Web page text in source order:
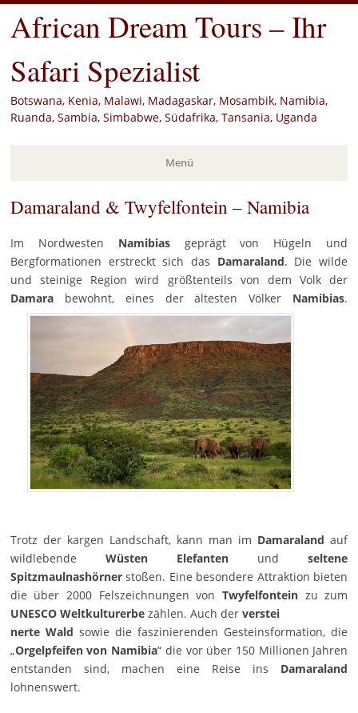
African Dream Tours – Ihr
Safari Spezialist
Botswana, Kenia, Malawi, Madagaskar, Mosambik, Namibia,
Ruanda, Sambia, Simbabwe, Südafrika, Tansania, Uganda
Menü
Zum
springen
Damaraland & Twyfelfontein – Namibia
Im Nordwesten Namibiasgeprägt von Hügeln und
Bergformationen erstreckt sich das Damaraland. Die wilde
und steinige Region wird größtenteils von dem Volk der
Damarabewohnt, eines der ältesten Völker Namibias.
Trotz der kargen Landschaft, kann man im Damaraland auf
wildlebende Wüsten Elefanten undseltene
Spitzmaulnashörnerstoßen. Eine besondere Attraktion bieten
die über 2000 Felszeichnungen von Twyfelfonteinzu zum
UNESCO Weltkulturerbezählen. Auch der verstei
nerte Wald sowie die faszinierenden Gesteinsformation, die
„Orgelpfeifen von Namibia“ die vor über 150 Millionen Jahren
entstanden sind, machen eine Reise ins Damaraland
lohnenswert.